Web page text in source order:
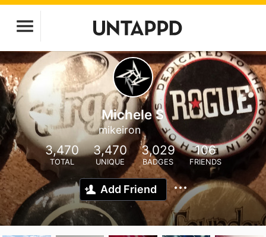
Michele S
mikeiron
3,470
TOTAL
3,470
UNIQUE
3,029
BADGES
106
FRIENDS
Add Friend